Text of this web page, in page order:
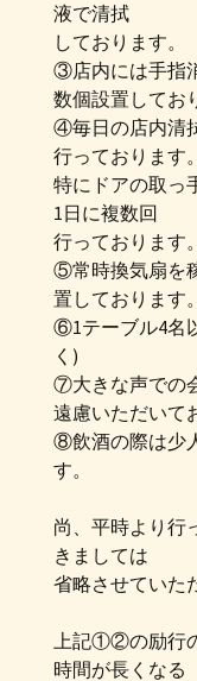
液で清拭
しております。
③店内には手指
数個設置してお
④毎日の店内清
行っております。
特にドアの取っ
1日に複数回
行っております。
⑤常時換気扇を
置しております。
⑥1テーブル4名
く)
⑦大きな声での
遠慮いただいて
⑧飲酒の際は少
す。
尚、平時より行
きましては
省略させていた
上記①②の励行
時間が長くなる